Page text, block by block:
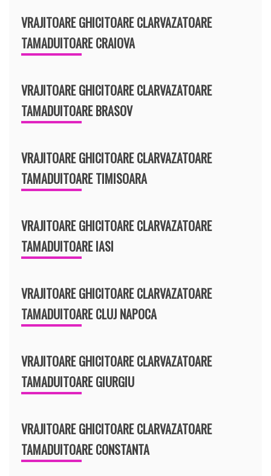
VRAJITOARE GHICITOARE CLARVAZATOARE
TAMADUITOARE CRAIOVA
VRAJITOARE GHICITOARE CLARVAZATOARE
TAMADUITOARE BRASOV
VRAJITOARE GHICITOARE CLARVAZATOARE
TAMADUITOARE TIMISOARA
VRAJITOARE GHICITOARE CLARVAZATOARE
TAMADUITOARE IASI
VRAJITOARE GHICITOARE CLARVAZATOARE
TAMADUITOARE CLUJ NAPOCA
VRAJITOARE GHICITOARE CLARVAZATOARE
TAMADUITOARE GIURGIU
VRAJITOARE GHICITOARE CLARVAZATOARE
TAMADUITOARE CONSTANTA